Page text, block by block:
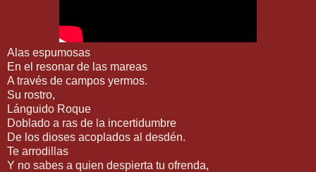
Alas espumosas
En el resonar de las mareas
A través de campos yermos.
Su rostro,
Lánguido Roque
Doblado a ras de la incertidumbre
De los dioses acoplados al desdén.
Te arrodillas
Y no sabes a quien despierta tu ofrenda,